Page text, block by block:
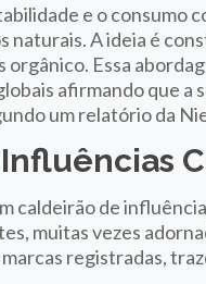
e o consumo
naturais. A ideia é
Essa
afirmando que
um relatório da
caldeirão de
muitas vezes
registradas,